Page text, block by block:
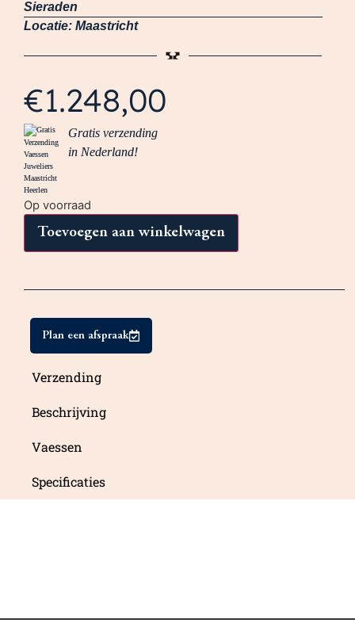
Sieraden
Locatie: Maastricht
€1.248,00
Gratis verzending
in Nederland!
Op voorraad
Toevoegen aan winkelwagen
Plan een afspraak
Verzending
Beschrijving
Vaessen
Specificaties